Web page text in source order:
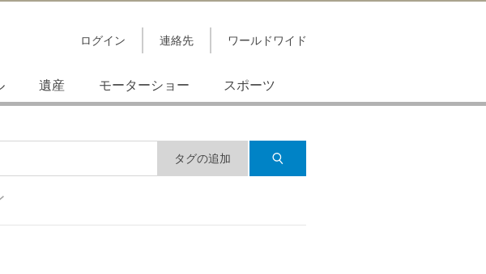
ログイン 連絡先 ワールドワイド
遺産 モーターショー スポーツ
タグの追加